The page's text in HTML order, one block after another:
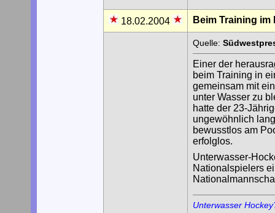
18.02.2004 Beim Training
Quelle:
Einer der
beim Training in
gemeinsam mit
unter Wasser zu
hatte der 23-
ungewöhnlich
bewusstlos am
erfolglos.
Unterwasser-
Nationalspielers
Unterwasser